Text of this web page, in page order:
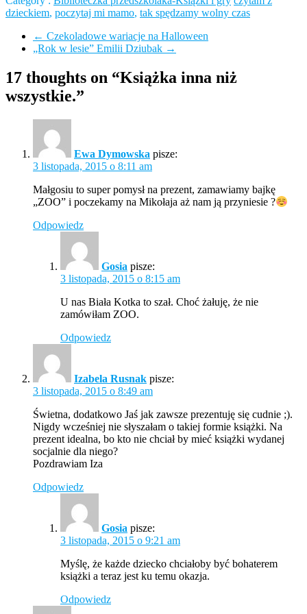
dzieckiem, poczytaj mi mamo, tak spędzamy wolny czas
← Czekoladowe wariacje na Halloween
„Rok w lesie” Emilii Dziubak →
17 thoughts on “Książka inna niż
wszystkie.”
Ewa Dymowska pisze:
3 listopada, 2015 o 8:11 am
Małgosiu to super pomysł na prezent, zamawiamy bajkę
„ZOO” i poczekamy na Mikołaja aż nam ją przyniesie ?
Odpowiedz
Gosia pisze:
3 listopada, 2015 o 8:15 am
U nas Biała Kotka to szał. Choć żałuję, że nie
zamówiłam ZOO.
Odpowiedz
Izabela Rusnak pisze:
3 listopada, 2015 o 8:49 am
Świetna, dodatkowo Jaś jak zawsze prezentuję się cudnie ;).
Nigdy wcześniej nie słyszałam o takiej formie książki. Na
prezent idealna, bo kto nie chciał by mieć książki wydanej
socjalnie dla niego?
Pozdrawiam Iza
Odpowiedz
Gosia pisze:
3 listopada, 2015 o 9:21 am
Myślę, że każde dziecko chciałoby być bohaterem
książki a teraz jest ku temu okazja.
Odpowiedz